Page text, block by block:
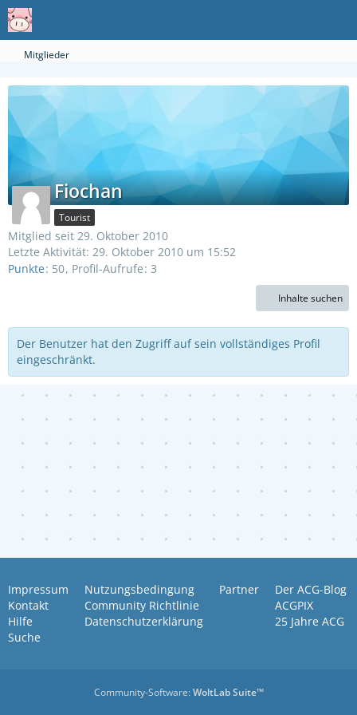
Mitglieder
Fiochan
Tourist
Mitglied seit 29. Oktober 2010
Letzte Aktivität: 29. Oktober 2010 um 15:52
Punkte 50 Profil-Aufrufe 3
Inhalte suchen
Der Benutzer hat den Zugriff auf sein vollständiges Profil
eingeschränkt.
Impressum
Kontakt
Hilfe
Suche
Nutzungsbedingung
Community Richtlinie
Datenschutzerklärung
Partner
Der ACG-Blog
ACGPIX
25 Jahre ACG
Community-Software:WoltLab Suite™